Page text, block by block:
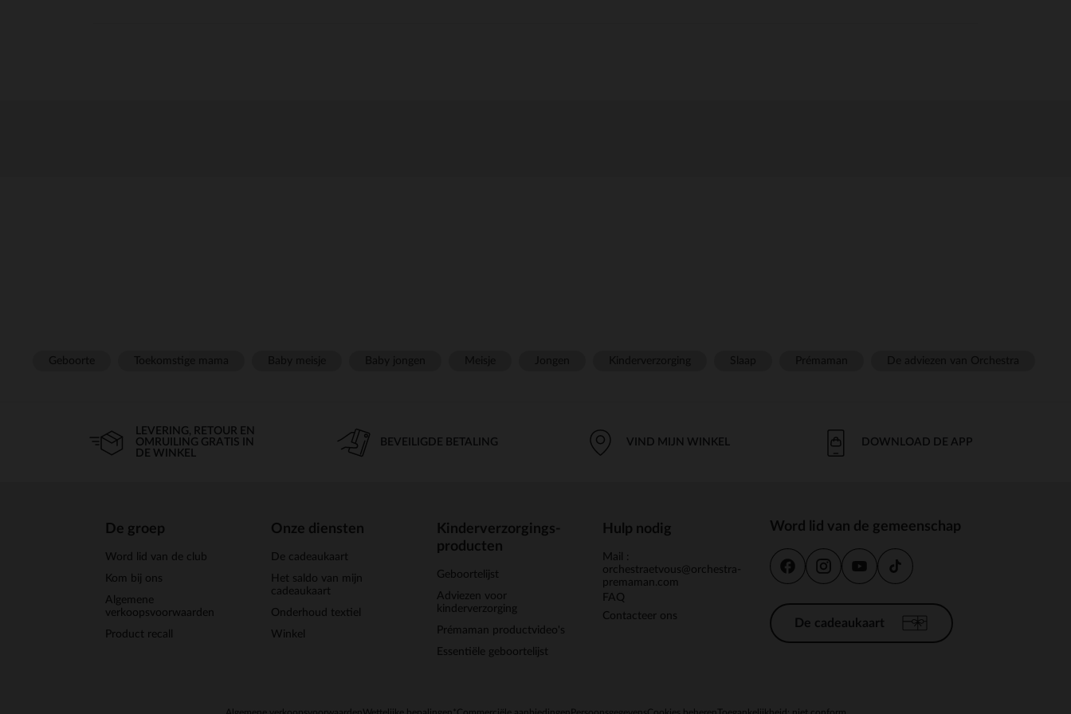
LEVERING, RETOUR EN
OMRUILING GRATIS IN
DE WINKEL
BEVEILIGDE BETALING VIND MIJN WINKEL DOWNLOAD DE APP
De groep
Word lid van de club
Kom bij ons
Algemene
verkoopsvoorwaarden
Product recall
Onze diensten
De cadeaukaart
Het saldo van mijn
cadeaukaart
Onderhoud textiel
Winkel
Kinderverzorgings-
producten
Geboortelijst
Adviezen voor
kinderverzorging
Prémaman productvideo's
Essentiële geboortelijst
Hulp nodig
Mail :
orchestraetvous@orchestra-
premaman.com
FAQ
Contacteer ons
Word lid van de gemeenschap
De cadeaukaart